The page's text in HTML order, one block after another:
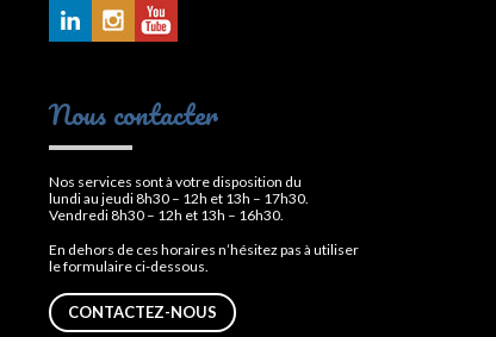
Nous contacter
Nos services sont à votre disposition du
lundi au jeudi 8h30 – 12h et 13h – 17h30.
Vendredi 8h30 – 12h et 13h – 16h30.
En dehors de ces horaires n’hésitez pas à utiliser
le formulaire ci-dessous.
CONTACTEZ-NOUS